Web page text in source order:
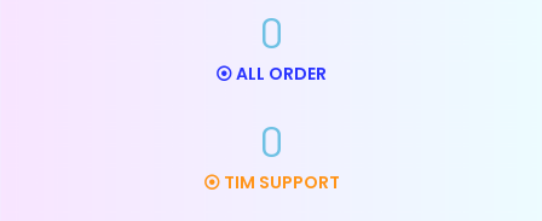
Bersihkan Jalur Pembuangan Air
Whatsapp
0
⦿ ALL ORDER
0
⦿ TIM SUPPORT